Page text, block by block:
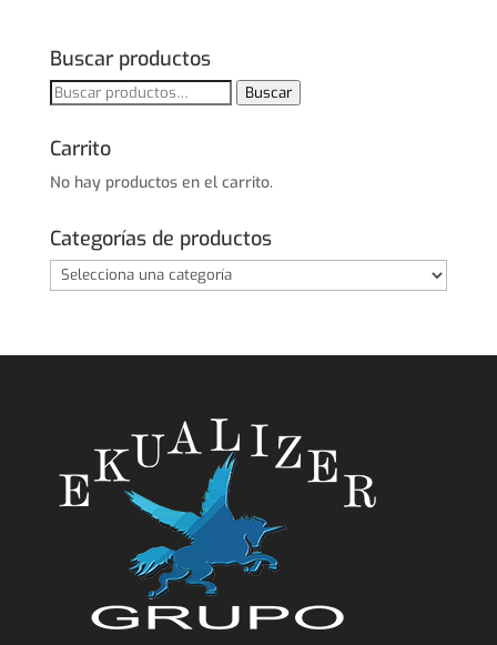
era:
675,00€.
es:
590,00€.
Buscar productos
Buscar
Buscar
Carrito
No hay productos en el carrito.
Categorías de productos